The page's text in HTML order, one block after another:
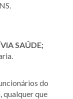
SAÚDE;
do
qualquer que